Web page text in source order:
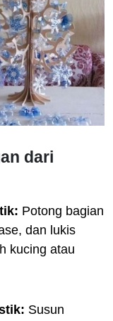
dari
Potong bagian
dan lukis
kucing atau
Susun